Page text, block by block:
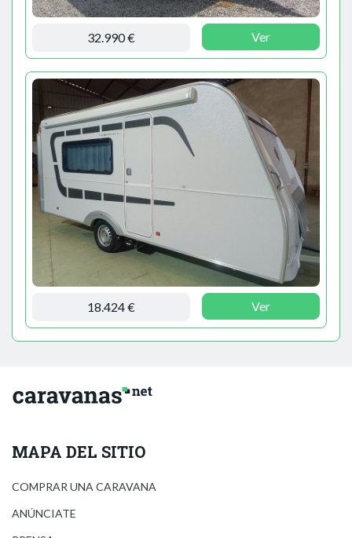
32.990 € Ver
18.424 € Ver
MAPA DEL SITIO
COMPRAR UNA CARAVANA
ANÚNCIATE